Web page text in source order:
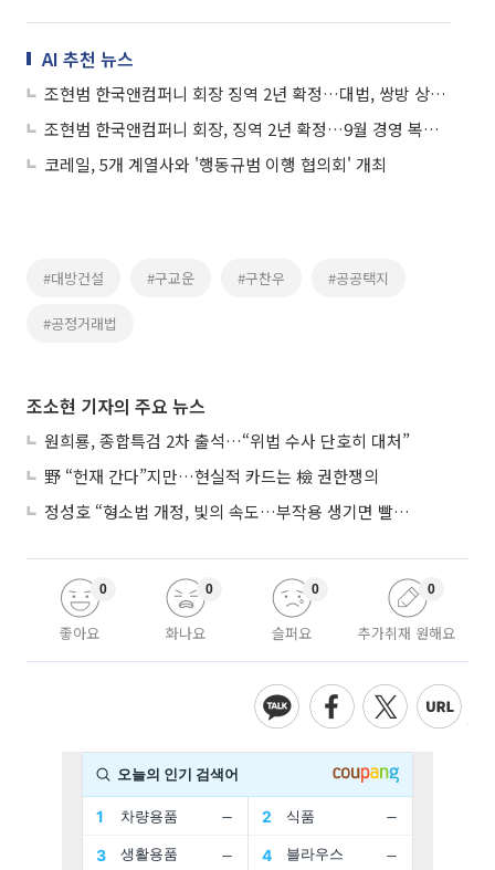
AI 추천 뉴스
조현범 한국앤컴퍼니 회장 징역 2년 확정…대법, 쌍방 상고 기각
조현범 한국앤컴퍼니 회장, 징역 2년 확정…9월 경영 복귀 전망
코레일, 5개 계열사와 '행동규범 이행 협의회' 개최
#대방건설 #구교운 #구찬우 #공공택지
#공정거래법
조소현 기자의 주요 뉴스
원희룡, 종합특검 2차 출석…“위법 수사 단호히 대처”
野 “헌재 간다”지만…현실적 카드는 檢 권한쟁의
정성호 “형소법 개정, 빛의 속도…부작용 생기면 빨리 고쳐야”
좋아요
0
화나요
0
슬퍼요
0
추가취재 원해요
0